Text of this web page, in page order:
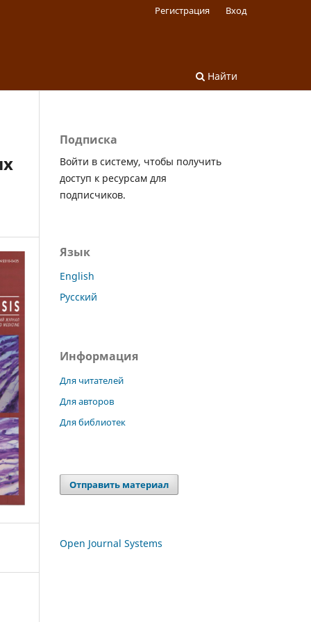
Найти
Регистрация Вход
Подписка
Войти в систему, чтобы получить
доступ к ресурсам для
подписчиков.
Язык
English
Русский
Информация
Для читателей
Для авторов
Для библиотек
Отправить материал
Open Journal Systems